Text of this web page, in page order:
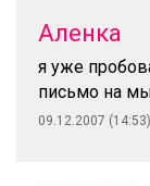
Аленка
я уже
письмо на
09.12.2007 (14:53)